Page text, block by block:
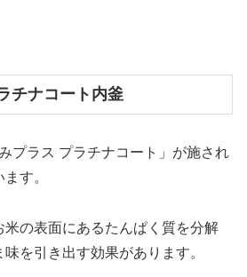
チナコート内釜
プラス プラチナコート」が施され
す。
米の表面にあるたんぱく質を分解
を引き出す効果があります。